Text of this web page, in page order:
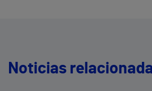
Noticias